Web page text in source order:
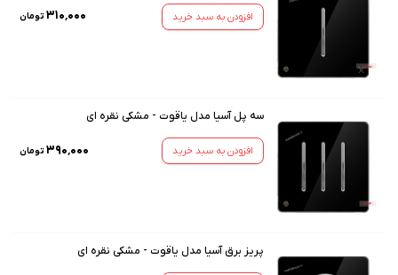
افزودن به سبد خرید ۳۱۰٬۰۰۰ تومان
سه پل آسیا مدل یاقوت - مشکی نقره ای
افزودن به سبد خرید ۳۹۰٬۰۰۰ تومان
پریز برق آسیا مدل یاقوت - مشکی نقره ای